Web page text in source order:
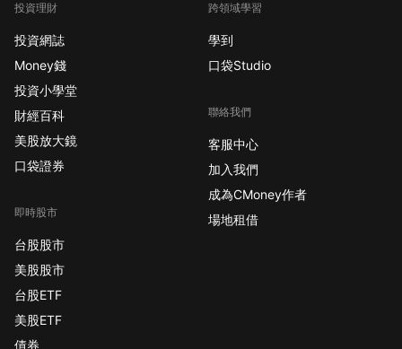
投資理財
投資網誌
Money錢
投資小學堂
財經百科
美股放大鏡
口袋證券
即時股市
台股股市
美股股市
台股ETF
美股ETF
債券
跨領域學習
學到
口袋Studio
聯絡我們
客服中心
加入我們
成為CMoney作者
場地租借